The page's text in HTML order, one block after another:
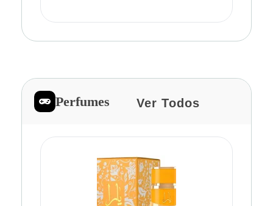
Perfumes Ver Todos